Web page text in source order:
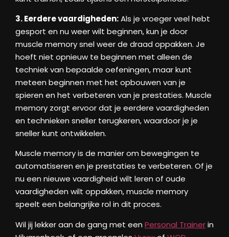
3. Eerdere vaardigheden:Als je vroeger veel hebt
gesport en nu weer wilt beginnen, kun je door
muscle memory snel weer de draad oppakken. Je
hoeft niet opnieuw te beginnen met alleen de
techniek van bepaalde oefeningen, maar kunt
meteen beginnen met het opbouwen van je
spieren en het verbeteren van je prestaties. Muscle
memory zorgt ervoor dat je eerdere vaardigheden
en technieken sneller terugkeren, waardoor je je
sneller kunt ontwikkelen.
Muscle memory is de manier om bewegingen te
automatiseren en je prestaties te verbeteren. Of je
nu een nieuwe vaardigheid wilt leren of oude
vaardigheden wilt oppakken, muscle memory
speelt een belangrijke rol in dit proces.
Wil jij lekker aan de gang met een Personal Trainerin